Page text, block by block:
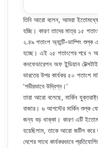
তিনি আরো বলেন, আমরা
হচ্ছি। কারণ তাদের মাত্র ১৫
২.৪৯ শতাংশ অ্যান্টি-ডাম্পিং
হচ্ছে। এই ২৫ শতাংশের পরে ৭
কনফেডারেশন অফ ইন্ডিয়ান
ভারতের উপর কার্যকর ৫০ শতাংশ
‘গভীরভাবে উদ্বিগ্ন।’
তারা আরো বলেছে, মার্কিন
বাজার। ৬ আগস্টের মার্কিন শুল্ক
জন্য বড় ধাক্কা। কারণ এটি
হয়েছিলাম, তাকে আরো জটিল করে
দেশের সাথে কার্যকরভাবে